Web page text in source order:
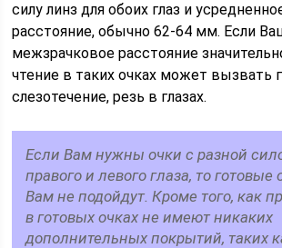
силу линз для обоих глаз и
расстояние, обычно 62-64 мм. Если
межзрачковое расстояние
чтение в таких очках может вызвать
слезотечение, резь в глазах.
Если Вам нужны очки с разной
правого и левого глаза, то готовые
Вам не подойдут. Кроме того, как
в готовых очках не имеют никаких
дополнительных покрытий, таких